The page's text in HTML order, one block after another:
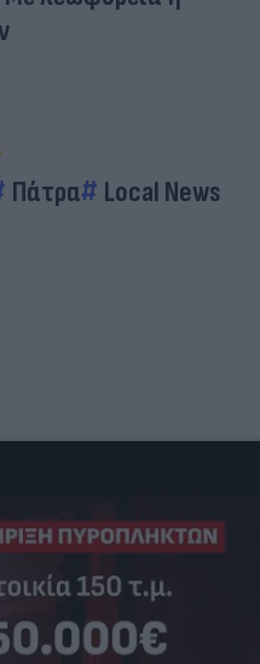
Πάτρα Local News